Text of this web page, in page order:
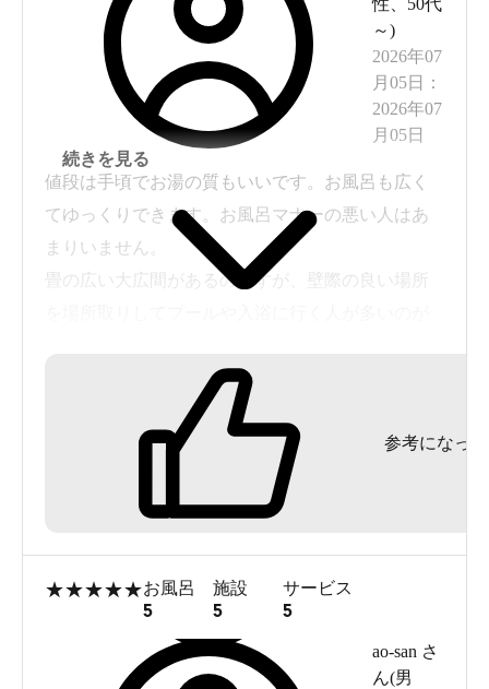
～)
2026年07
月05日
：
2026年07
月05日
値段は手頃でお湯の質もいいです。お風呂も広く
てゆっくりできます。お風呂マナーの悪い人はあ
まりいません。
畳の広い大広間があるのですが、壁際の良い場所
管理者には場所取り禁止等の張り紙や放送するな
ど注意して欲しいです。
続きを見る
参考になった
★★★★★お風呂
5
施設
5
サービス
5
ao-san さ
ん(男